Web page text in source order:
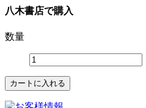
八木書店で購入
数量